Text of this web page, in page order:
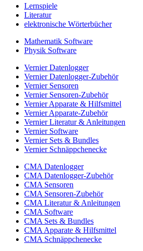
Lernspiele
Literatur
elektronische Wörterbücher
Mathematik Software
Physik Software
Vernier Datenlogger
Vernier Datenlogger-Zubehör
Vernier Sensoren
Vernier Sensoren-Zubehör
Vernier Apparate & Hilfsmittel
Vernier Apparate-Zubehör
Vernier Literatur & Anleitungen
Vernier Software
Vernier Sets & Bundles
Vernier Schnäppchenecke
CMA Datenlogger
CMA Datenlogger-Zubehör
CMA Sensoren
CMA Sensoren-Zubehör
CMA Literatur & Anleitungen
CMA Software
CMA Sets & Bundles
CMA Apparate & Hilfsmittel
CMA Schnäppchenecke